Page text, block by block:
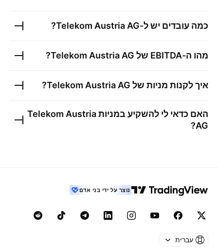
כמה עובדים יש ל-Telekom Austria AG
?
מהו ה-EBITDA של Telekom Austria AG
?
איך לקנות מניות של Telekom Austria AG
?
האם כדאי לי להשקיע במניותTelekom Austria
AG
?
נוצר על ידי בני אדם
עברית